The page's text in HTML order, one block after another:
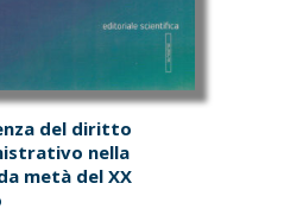
del diritto
nella
metà del XX